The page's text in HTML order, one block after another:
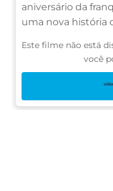
aniversário da
uma nova história
Este filme não está
você